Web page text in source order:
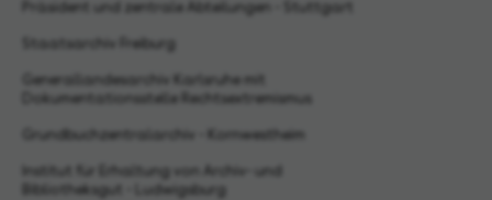
Präsident und zentrale Abteilungen - Stuttgart
Staatsarchiv Freiburg
Generallandesarchiv Karlsruhe mit
Dokumentationsstelle Rechtsextremismus
Grundbuchzentralarchiv - Kornwestheim
Institut für Erhaltung von Archiv- und
Bibliotheksgut - Ludwigsburg